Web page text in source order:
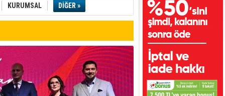
KURUMSAL DİĞER »